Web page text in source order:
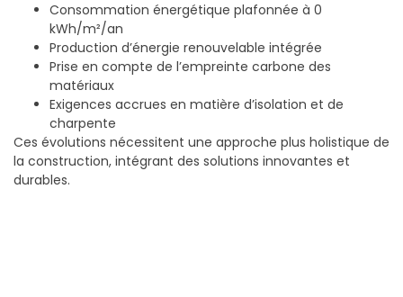
Consommation énergétique plafonnée à 0
kWh/m²/an
Production d’énergie renouvelable intégrée
Prise en compte de l’empreinte carbone des
matériaux
Exigences accrues en matière d’isolation et de
charpente
Ces évolutions nécessitent une approche plus holistique de
la construction, intégrant des solutions innovantes et
durables.